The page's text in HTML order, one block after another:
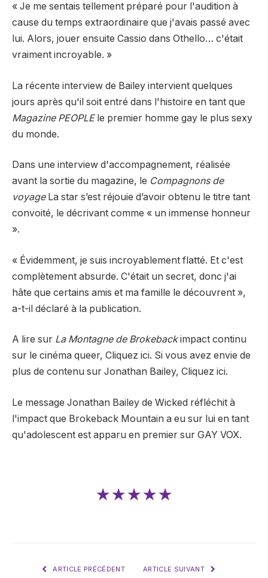
« Je me sentais tellement préparé pour l'audition à
cause du temps extraordinaire que j'avais passé avec
lui. Alors, jouer ensuite Cassio dans Othello… c'était
vraiment incroyable. »
La récente interview de Bailey intervient quelques
jours après qu'il soit entré dans l'histoire en tant que
Magazine PEOPLEle premier homme gay le plus sexy
du monde.
Dans une interview d'accompagnement, réalisée
avant la sortie du magazine, le Compagnons de
voyageLa star s’est réjouie d’avoir obtenu le titre tant
convoité, le décrivant comme « un immense honneur
».
« Évidemment, je suis incroyablement flatté. Et c'est
complètement absurde. C'était un secret, donc j'ai
hâte que certains amis et ma famille le découvrent »,
a-t-il déclaré à la publication.
A lire sur La Montagne de Brokebackimpact continu
sur le cinéma queer, Cliquez ici. Si vous avez envie de
plus de contenu sur Jonathan Bailey, Cliquez ici.
Le message Jonathan Bailey de Wicked réfléchit à
l'impact que Brokeback Mountain a eu sur lui en tant
qu'adolescent est apparu en premier sur GAY VOX.
★★★★★
ARTICLE PRÉCÉDENT ARTICLE SUIVANT